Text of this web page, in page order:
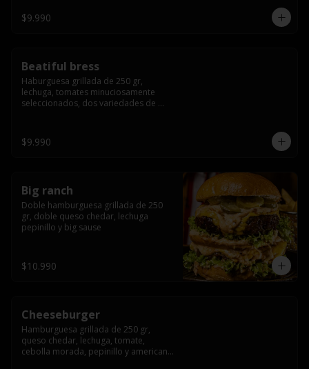
$9.990
Beatiful bress
Haburguesa grillada de 250 gr,
lechuga, tomates minuciosamente
seleccionados, dos variedades de
lentamente en el grill, para finalizar
todo con una envolvente salsa cristal
$9.990
Big ranch
Doble hamburguesa grillada de 250
gr, doble queso chedar, lechuga
pepinillo y big sause
$10.990
Cheeseburger
Hamburguesa grillada de 250 gr,
queso chedar, lechuga, tomate,
cebolla morada, pepinillo y american